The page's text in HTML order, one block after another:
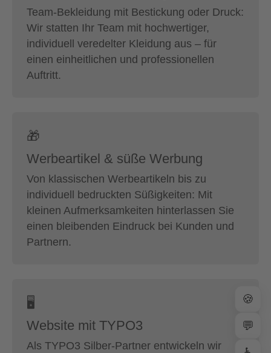
Team-Bekleidung mit Bestickung oder Druck:
Wir statten Ihr Team mit hochwertiger,
individuell veredelter Kleidung aus – für
einen einheitlichen und professionellen
Auftritt.
🎁
Werbeartikel & süße Werbung
Von klassischen Werbeartikeln bis zu
individuell bedruckten Süßigkeiten: Mit
kleinen Aufmerksamkeiten hinterlassen Sie
einen bleibenden Eindruck bei Kunden und
Partnern.
🖥
Website mit TYPO3
Als TYPO3 Silber-Partner entwickeln wir
🍪
💬